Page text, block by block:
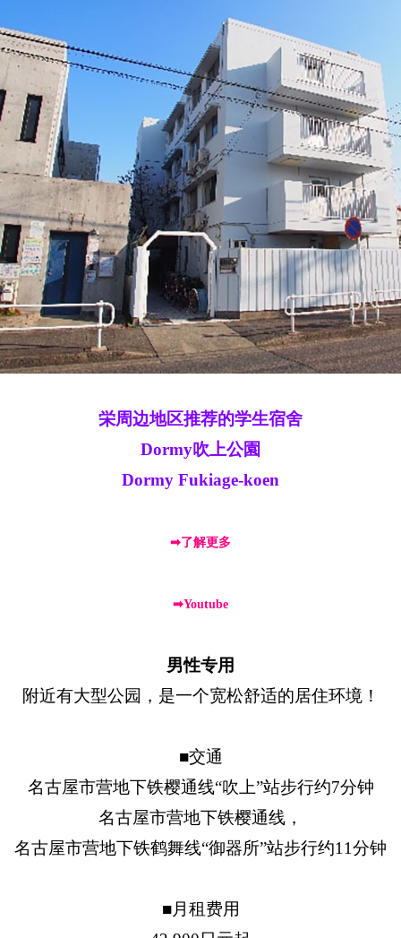
栄周边地区推荐的学生宿舍
Dormy吹上公園
Dormy Fukiage-koen
➡了解更多
➡Youtube
男性专用
附近有大型公园，是一个宽松舒适的居住环境！
■交通
名古屋市营地下铁樱通线“吹上”站步行约7分钟
名古屋市营地下铁樱通线，
名古屋市营地下铁鹤舞线“御器所”站步行约11分钟
■月租费用